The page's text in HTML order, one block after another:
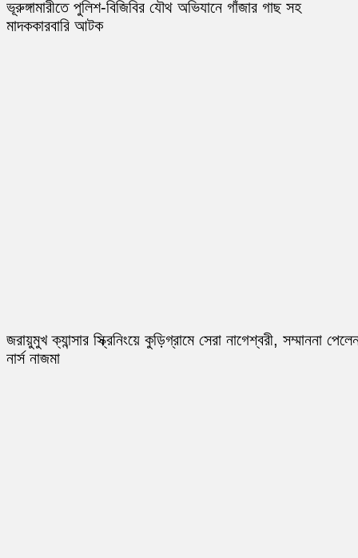
ভূরুঙ্গামারীতে পুলিশ-বিজিবির যৌথ অভিযানে গাঁজার গাছ সহ
মাদককারবারি আটক
জরায়ুমুখ ক্যান্সার স্ক্রিনিংয়ে কুড়িগ্রামে সেরা নাগেশ্বরী, সম্মাননা
নার্স নাজমা